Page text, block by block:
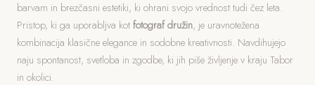
barvam in brezčasni estetiki, ki ohrani svojo vrednost tudi čez leta.
Pristop, ki ga uporabljva kot fotograf družin, je uravnotežena
kombinacija klasične elegance in sodobne kreativnosti. Navdihujejo
naju spontanost, svetloba in zgodbe, ki jih piše življenje v kraju Tabor
in okolici.